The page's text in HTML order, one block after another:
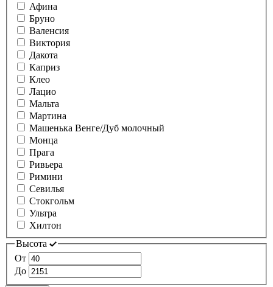
Афина
Бруно
Валенсия
Виктория
Дакота
Каприз
Клео
Лацио
Мальта
Мартина
Машенька Венге/Дуб молочный
Монца
Прага
Ривьера
Римини
Севилья
Стокгольм
Ультра
Хилтон
Высота
От
До